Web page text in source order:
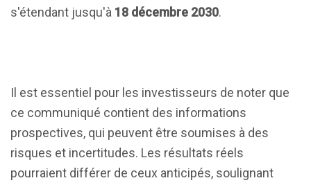
s'étendant jusqu'à 18 décembre 2030.
Il est essentiel pour les investisseurs de noter que
ce communiqué contient des informations
prospectives, qui peuvent être soumises à des
risques et incertitudes. Les résultats réels
pourraient différer de ceux anticipés, soulignant